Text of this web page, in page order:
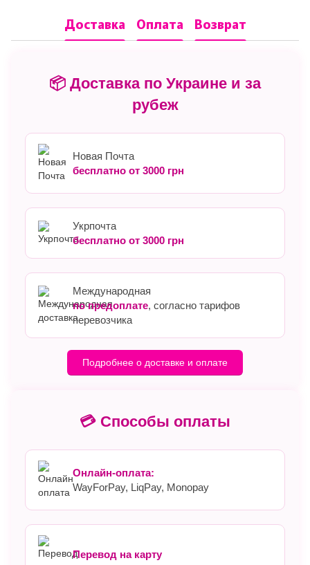
Доставка Оплата Возврат
📦 Доставка по Украине и за
рубеж
Новая Почта
бесплатно от 3000 грн
Укрпочта
бесплатно от 3000 грн
Международная
по предоплате, согласно тарифов
перевозчика
Подробнее о доставке и оплате
💳 Способы оплаты
Онлайн-оплата:
WayForPay, LiqPay, Monopay
Перевод на карту